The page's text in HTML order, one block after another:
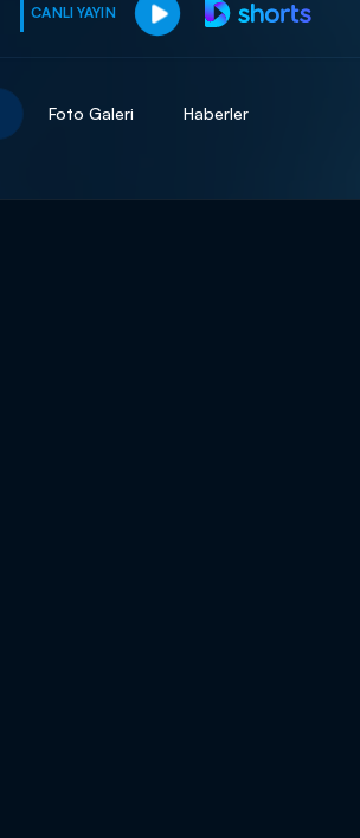
CANLI YAYIN
muhteşem ikili
Foto Galeri Haberler